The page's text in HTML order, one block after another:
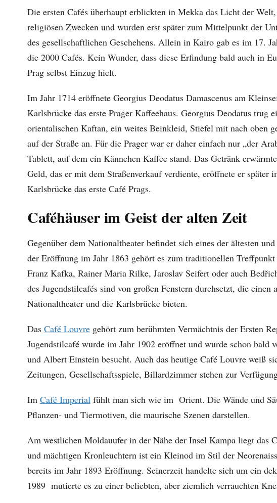
Die ersten Cafés überhaupt erblickten in Mekka das Licht der
religiösen Zwecken und wurden erst später zum Mittelpunkt der
des gesellschaftlichen Geschehens. Allein in Kairo gab es im 17.
die 2000 Cafés. Kein Wunder, dass diese Erfindung bald auch in
Prag selbst Einzug hielt.
Im Jahr 1714 eröffnete Georgius Deodatus Damascenus am
Karlsbrücke das erste Prager Kaffeehaus. Georgius Deodatus trug
orientalischen Kaftan, ein weites Beinkleid, Stiefel mit nach oben
auf der Straße an. Für die Prager war er daher einfach nur „der
Tablett, auf dem ein Kännchen Kaffee stand. Das Getränk
Geld, das er mit dem Straßenverkauf verdiente, eröffnete er später
Karlsbrücke das erste Café Prags.
Caféhäuser im Geist der alten Zeit
Gegenüber dem Nationaltheater befindet sich eines der ältesten
der Eröffnung im Jahr 1863 gehört es zum traditionellen
Franz Kafka, Rainer Maria Rilke, Jaroslav Seifert oder auch
des Jugendstilcafés sind von großen Fenstern durchsetzt, die
Nationaltheater und die Karlsbrücke bieten.
Das Café Louvregehört zum berühmten Vermächtnis der Ersten
Jugendstilcafé wurde im Jahr 1902 eröffnet und wurde schon bald
und Albert Einstein besucht. Auch das heutige Café Louvre weiß
Zeitungen, Gesellschaftsspiele, Billardzimmer stehen zur
Im Café Imperialfühlt man sich wie im Orient. Die Wände und
Pflanzen- und Tiermotiven, die maurische Szenen darstellen.
Am westlichen Moldauufer in der Nähe der Insel Kampa liegt das
und mächtigen Kronleuchtern ist ein Kleinod im Stil der
bereits im Jahr 1893 Eröffnung. Seinerzeit handelte sich um ein
1989 mutierte es zu einer beliebten, aber ziemlich verrauchten